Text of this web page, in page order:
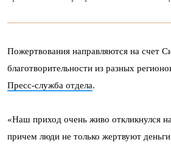
Пожертвования направляются на счет
благотворительности из разных
Пресс-служба отдела.
«Наш приход очень живо откликнулся
причем люди не только жертвуют